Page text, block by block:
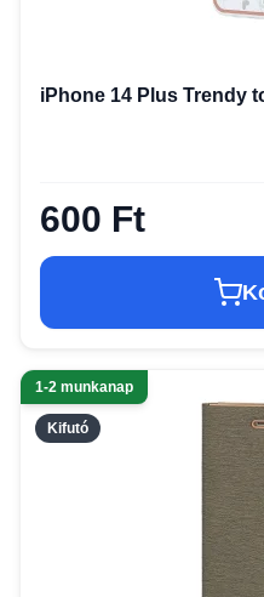
iPhone 14 Plus Trendy
600 Ft
Kifutó
1-2 munkanap